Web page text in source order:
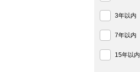
3年以内
7年以内
15年以内